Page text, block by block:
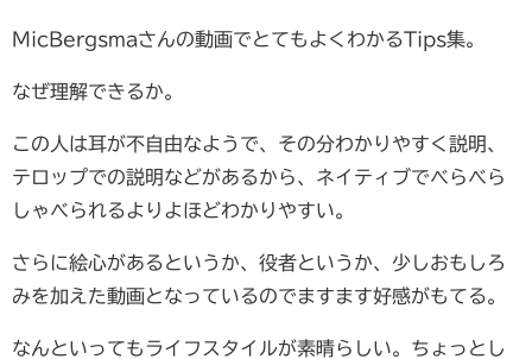
MicBergsmaさんの動画でとてもよくわかるTips集。
なぜ理解できるか。
この人は耳が不自由なようで、その分わかりやすく説明、
テロップでの説明などがあるから、ネイティブでべらべら
しゃべられるよりよほどわかりやすい。
さらに絵心があるというか、役者というか、少しおもしろ
みを加えた動画となっているのでますます好感がもてる。
なんといってもライフスタイルが素晴らしい。ちょっとし